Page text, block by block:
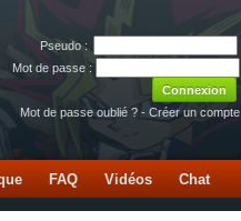
Pseudo :
Mot de passe :
Mot de passe oublié ? - Créer un compte
FAQ Vidéos Chat